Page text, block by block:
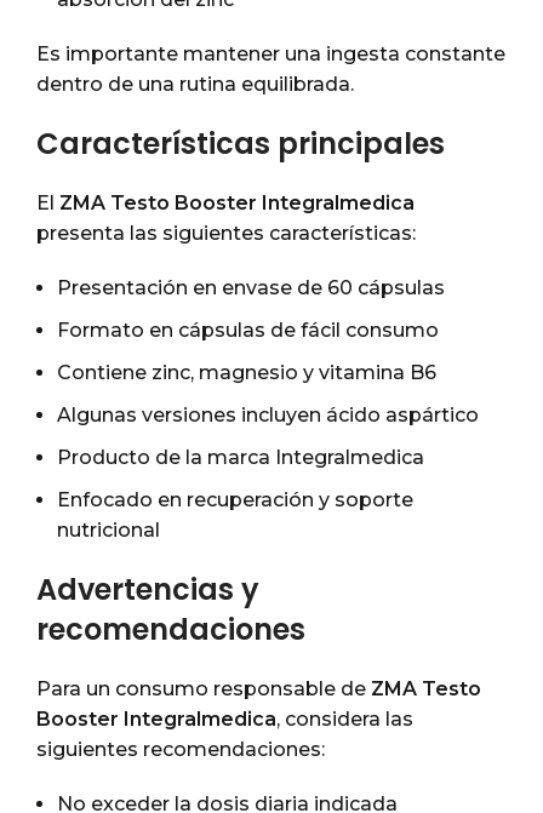
Es importante mantener una ingesta constante
dentro de una rutina equilibrada.
Características principales
El ZMA Testo Booster Integralmedica
presenta las siguientes características:
Presentación en envase de 60 cápsulas
Formato en cápsulas de fácil consumo
Contiene zinc, magnesio y vitamina B6
Algunas versiones incluyen ácido aspártico
Producto de la marca Integralmedica
Enfocado en recuperación y soporte
nutricional
Advertencias y
recomendaciones
Para un consumo responsable de ZMA Testo
Booster Integralmedica, considera las
siguientes recomendaciones:
No exceder la dosis diaria indicada